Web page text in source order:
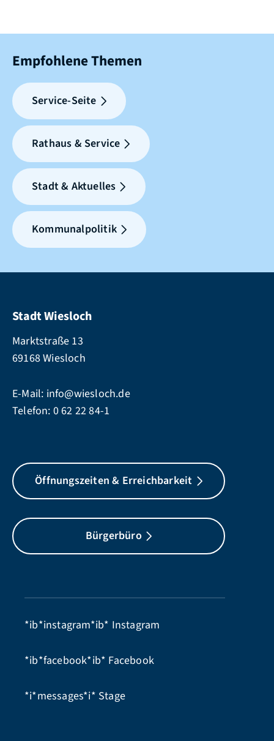
Empfohlene Themen
Service-Seite
Rathaus & Service
Stadt & Aktuelles
Kommunalpolitik
Stadt Wiesloch
Marktstraße 13
69168 Wiesloch
E-Mail: info@wiesloch.de
Telefon: 0 62 22 84-1
Öffnungszeiten & Erreichbarkeit
Bürgerbüro
*ib*instagram*ib* Instagram
*ib*facebook*ib* Facebook
*i*messages*i* Stage